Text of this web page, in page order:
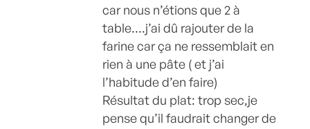
car nous n’étions que 2 à
table….j’ai dû rajouter de la
farine car ça ne ressemblait en
rien à une pâte ( et j’ai
l’habitude d’en faire)
Résultat du plat: trop sec,je
pense qu’il faudrait changer de